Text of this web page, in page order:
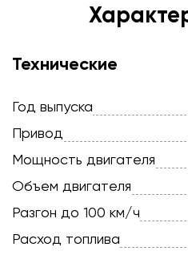
Технические
Год выпуска
Привод
Мощность двигателя
Объем двигателя
Разгон до 100 км/ч
Расход топлива